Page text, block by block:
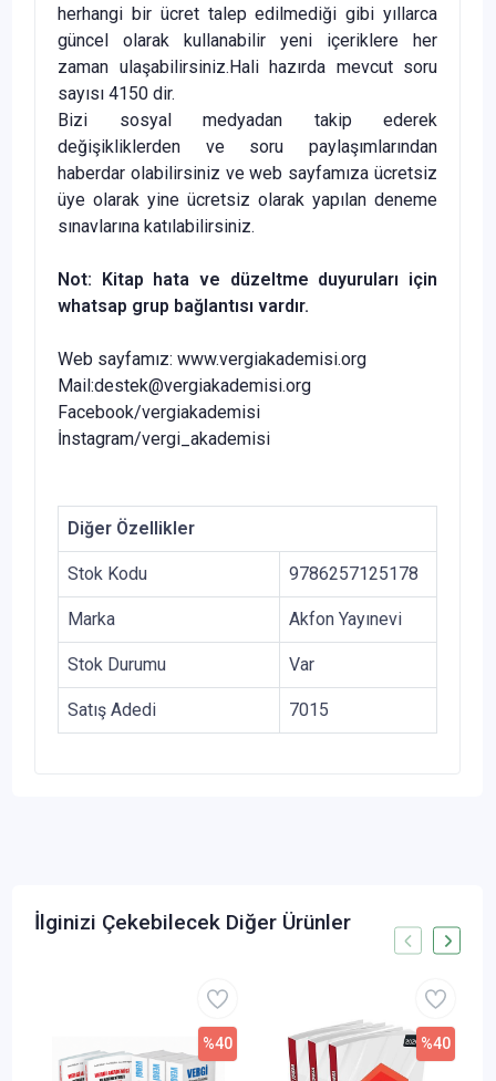
herhangi bir ücret talep edilmediği gibi yıllarca
güncel olarak kullanabilir yeni içeriklere her
zaman ulaşabilirsiniz.Hali hazırda mevcut soru
sayısı 4150 dir.
Bizi sosyal medyadan takip ederek
değişikliklerden ve soru paylaşımlarından
haberdar olabilirsiniz ve web sayfamıza ücretsiz
üye olarak yine ücretsiz olarak yapılan deneme
sınavlarına katılabilirsiniz.
Not: Kitap hata ve düzeltme duyuruları için
whatsap grup bağlantısı vardır.
Web sayfamız: www.vergiakademisi.org
Mail:destek@vergiakademisi.org
Facebook/vergiakademisi
İnstagram/vergi_akademisi
Diğer Özellikler
Stok Kodu 9786257125178
Marka Akfon Yayınevi
Stok Durumu Var
Satış Adedi 7015
İlginizi Çekebilecek Diğer Ürünler
%40 %40